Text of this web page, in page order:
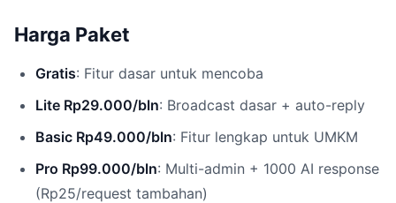
Harga Paket
Gratis: Fitur dasar untuk mencoba
Lite Rp29.000/bln: Broadcast dasar + auto-reply
Basic Rp49.000/bln: Fitur lengkap untuk UMKM
Pro Rp99.000/bln: Multi-admin + 1000 AI response
(Rp25/request tambahan)